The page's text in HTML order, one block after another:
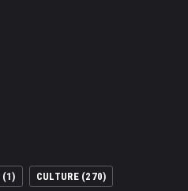
(1) CULTURE(270)